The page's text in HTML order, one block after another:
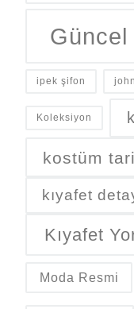
Güncel
ipek şifon
Koleksiyon
kostüm
kıyafet
Kıyafet
Moda Resmi